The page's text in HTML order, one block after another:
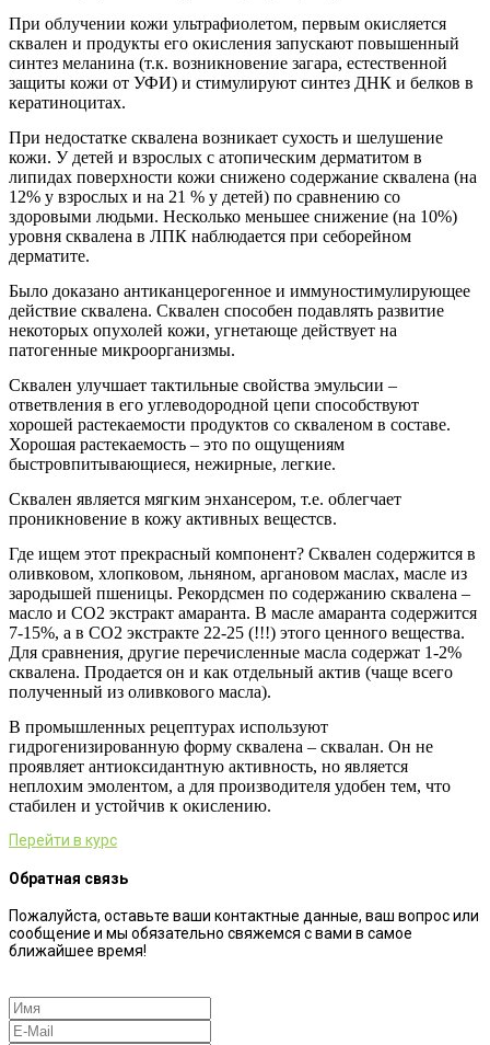
При облучении кожи ультрафиолетом, первым окисляется
сквален и продукты его окисления запускают повышенный
синтез меланина (т.к. возникновение загара, естественной
защиты кожи от УФИ) и стимулируют синтез ДНК и белков в
кератиноцитах.
При недостатке сквалена возникает сухость и шелушение
кожи. У детей и взрослых с атопическим дерматитом в
липидах поверхности кожи снижено содержание сквалена (на
12% у взрослых и на 21 % у детей) по сравнению со
здоровыми людьми. Несколько меньшее снижение (на 10%)
уровня сквалена в ЛПК наблюдается при себорейном
дерматите.
Было доказано антиканцерогенное и иммуностимулирующее
действие сквалена. Сквален способен подавлять развитие
некоторых опухолей кожи, угнетающе действует на
патогенные микроорганизмы.
Сквален улучшает тактильные свойства эмульсии –
ответвления в его углеводородной цепи способствуют
хорошей растекаемости продуктов со скваленом в составе.
Хорошая растекаемость – это по ощущениям
быстровпитывающиеся, нежирные, легкие.
Сквален является мягким энхансером, т.е. облегчает
проникновение в кожу активных вещестсв.
Где ищем этот прекрасный компонент? Сквален содержится в
оливковом, хлопковом, льняном, аргановом маслах, масле из
зародышей пшеницы. Рекордсмен по содержанию сквалена –
масло и СО2 экстракт амаранта. В масле амаранта содержится
7-15%, а в СО2 экстракте 22-25 (!!!) этого ценного вещества.
Для сравнения, другие перечисленные масла содержат 1-2%
сквалена. Продается он и как отдельный актив (чаще всего
полученный из оливкового масла).
В промышленных рецептурах используют
гидрогенизированную форму сквалена – сквалан. Он не
проявляет антиоксидантную активность, но является
неплохим эмолентом, а для производителя удобен тем, что
стабилен и устойчив к окислению.
Перейти в курс
Обратная связь
Пожалуйста, оставьте ваши контактные данные, ваш вопрос или
сообщение и мы обязательно свяжемся с вами в самое
ближайшее время!